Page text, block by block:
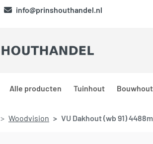
info@prinshouthandel.nl
Alle producten Tuinhout
Woodvision VU Dakhout (wb 91)